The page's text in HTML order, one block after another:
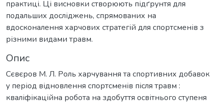
практиці. Ці висновки створюють підґрунтя для
подальших досліджень, спрямованих на
вдосконалення харчових стратегій для спортсменів з
різними видами травм.
Опис
Сєвєров М. Л. Роль харчування та спортивних добавок
у період відновлення спортсменів після травм :
кваліфікаційна робота на здобуття освітнього ступеня